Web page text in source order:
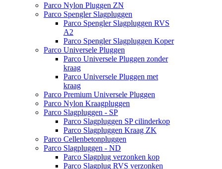
Parco Nylon Pluggen ZN
Parco Spengler Slagpluggen
Parco Spengler Slagpluggen RVS
A2
Parco Spengler Slagpluggen Koper
Parco Universele Pluggen
Parco Universele Pluggen zonder
kraag
Parco Universele Pluggen met
kraag
Parco Premium Universele Pluggen
Parco Nylon Kraagpluggen
Parco Slagpluggen - SP
Parco Slagpluggen SP cilinderkop
Parco Slagpluggen Kraag ZK
Parco Cellenbetonpluggen
Parco Slagpluggen - ND
Parco Slagplug verzonken kop
Parco Slagplug RVS verzonken